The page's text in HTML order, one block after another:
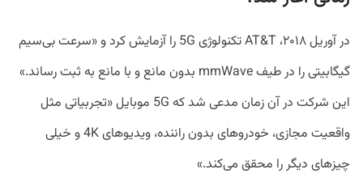
در آوریل ۲۰۱۸، AT&T تکنولوژی 5G را آزمایش کرد و «سرعت بی‌سیم
گیگابیتی را در طیف mmWave بدون مانع و با مانع به ثبت رساند.»
این شرکت در آن زمان مدعی شد که 5G موبایل «تجربیاتی مثل
واقعیت مجازی، خودرو‌های بدون راننده، ویدیوهای 4K و خیلی
چیزهای دیگر را محقق می‌کند.»